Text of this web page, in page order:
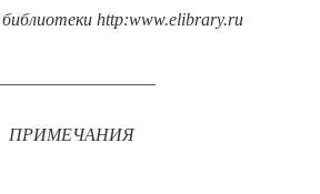
http:www.elibrary.ru
ПРИМЕЧАНИЯ